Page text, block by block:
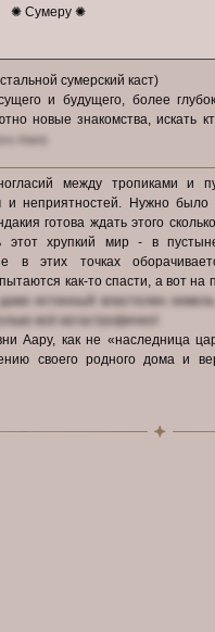
✺ Сумеру ✺
сумерский каст)
и будущего, более
новые знакомства, искать
(это Апеп)
между тропиками и
и неприятностей. Нужно
готова ждать этого
этот хрупкий мир - в
в этих точках
как-то спасти, а вот на
даже истинный властелин
всё катастрофично!
Аару, как не «наследница
своего родного дома и